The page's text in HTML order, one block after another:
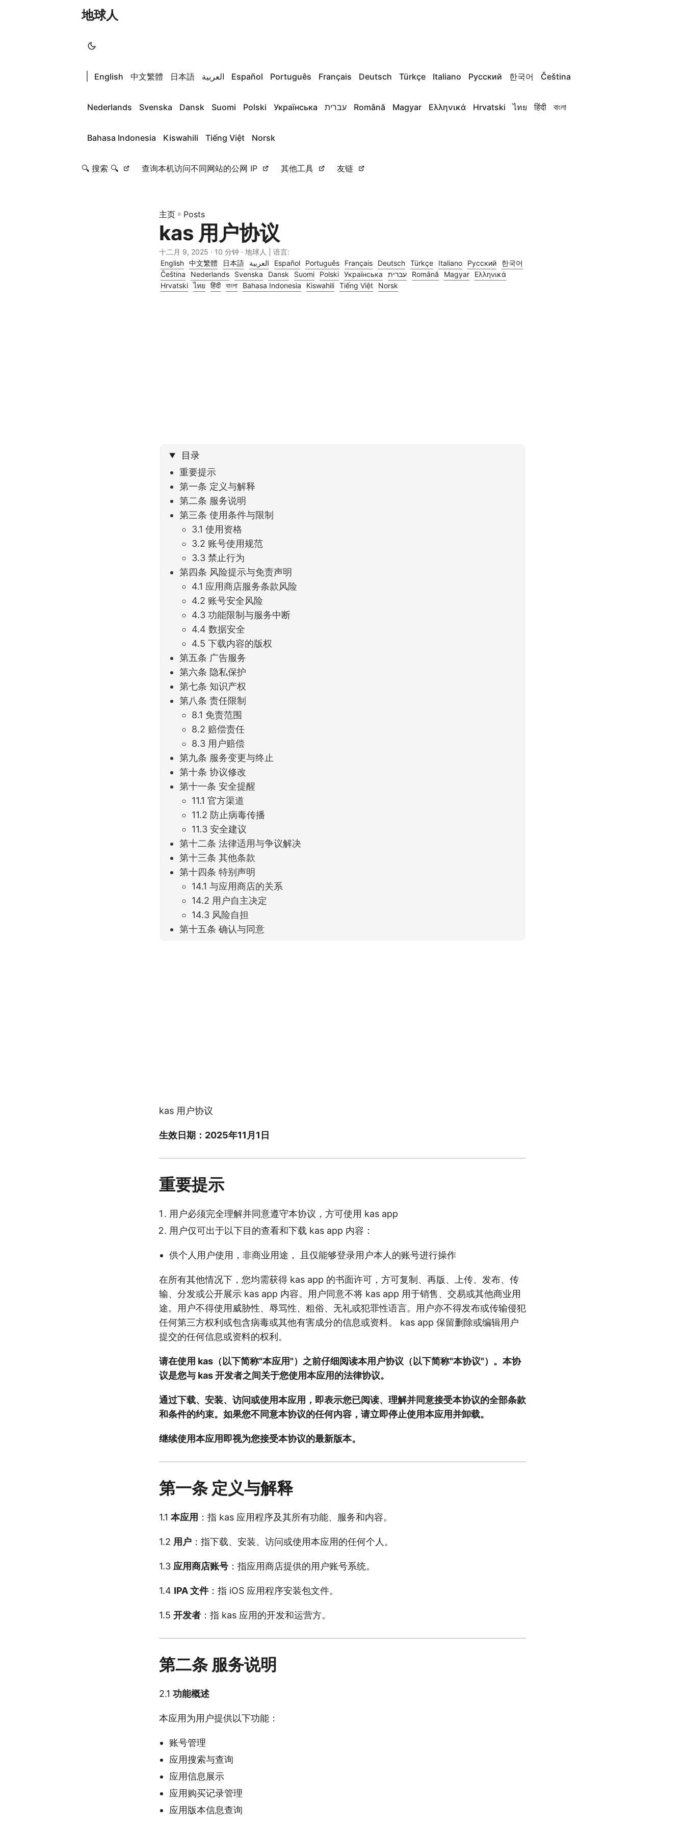
地球人
English 中文繁體 日本語 العربية Español Português Français Deutsch Türkçe Italiano Русский 한국어 Čeština
Nederlands Svenska Dansk Suomi Polski Українська עברית Română Magyar Ελληνικά Hrvatski ไทย हिंदी বাংলা
Bahasa Indonesia Kiswahili Tiếng Việt Norsk
🔍 搜索 🔍 查询本机访问不同网站的公网 IP 其他工具 友链
主页 » Posts
kas 用户协议
十二月 9, 2025 · 10 分钟 · 地球人 | 语言:
English 中文繁體 日本語 العربية Español Português Français Deutsch Türkçe Italiano Русский
한국어
Čeština
Nederlands Svenska Dansk Suomi Polski Українська עברית Română Magyar
Ελληνικά
Hrvatski ไทย हिंदी বাংলা Bahasa Indonesia Kiswahili Tiếng Việt Norsk
目录
重要提示
第一条 定义与解释
第二条 服务说明
第三条 使用条件与限制
3.1 使用资格
3.2 账号使用规范
3.3 禁止行为
第四条 风险提示与免责声明
4.1 应用商店服务条款风险
4.2 账号安全风险
4.3 功能限制与服务中断
4.4 数据安全
4.5 下载内容的版权
第五条 广告服务
第六条 隐私保护
第七条 知识产权
第八条 责任限制
8.1 免责范围
8.2 赔偿责任
8.3 用户赔偿
第九条 服务变更与终止
第十条 协议修改
第十一条 安全提醒
11.1 官方渠道
11.2 防止病毒传播
11.3 安全建议
第十二条 法律适用与争议解决
第十三条 其他条款
第十四条 特别声明
14.1 与应用商店的关系
14.2 用户自主决定
14.3 风险自担
第十五条 确认与同意
kas 用户协议
生效日期：2025年11月1日
重要提示
用户必须完全理解并同意遵守本协议，方可使用 kas app
用户仅可出于以下目的查看和下载 kas app 内容：
供个人用户使用，非商业用途， 且仅能够登录用户本人的账号进行操作
在所有其他情况下，您均需获得 kas app 的书面许可，方可复制、再版、上传、发布、传
输、分发或公开展示 kas app 内容。用户同意不将 kas app 用于销售、交易或其他商业用
途。用户不得使用威胁性、辱骂性、粗俗、无礼或犯罪性语言。用户亦不得发布或传输侵犯
任何第三方权利或包含病毒或其他有害成分的信息或资料。 kas app 保留删除或编辑用户
提交的任何信息或资料的权利。
请在使用 kas（以下简称"本应用"）之前仔细阅读本用户协议（以下简称"本协议"）。本协
议是您与 kas 开发者之间关于您使用本应用的法律协议。
通过下载、安装、访问或使用本应用，即表示您已阅读、理解并同意接受本协议的全部条款
和条件的约束。如果您不同意本协议的任何内容，请立即停止使用本应用并卸载。
继续使用本应用即视为您接受本协议的最新版本。
第一条 定义与解释
1.1 本应用 ：指 kas 应用程序及其所有功能、服务和内容。
1.2 用户 ：指下载、安装、访问或使用本应用的任何个人。
1.3 应用商店账号 ：指应用商店提供的用户账号系统。
1.4 IPA 文件：指 iOS 应用程序安装包文件。
1.5 开发者 ：指 kas 应用的开发和运营方。
第二条 服务说明
2.1 功能概述
本应用为用户提供以下功能：
账号管理
应用搜索与查询
应用信息展示
应用购买记录管理
应用版本信息查询